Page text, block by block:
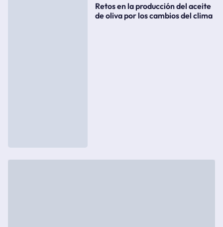
Retos en la producción del aceite
de oliva por los cambios del clima